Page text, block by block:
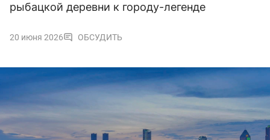
рыбацкой деревни к городу-легенде
20 июня 2026 ОБСУДИТЬ